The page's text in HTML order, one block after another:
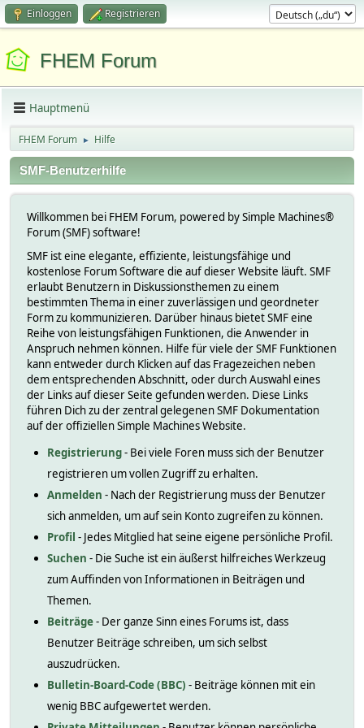
Einloggen Registrieren
FHEM Forum
Hauptmenü
FHEM Forum ► Hilfe
SMF-Benutzerhilfe
Willkommen bei FHEM Forum, powered by Simple Machines®
Forum (SMF) software!
SMF ist eine elegante, effiziente, leistungsfähige und
kostenlose Forum Software die auf dieser Website läuft. SMF
erlaubt Benutzern in Diskussionsthemen zu einem
bestimmten Thema in einer zuverlässigen und geordneter
Form zu kommunizieren. Darüber hinaus bietet SMF eine
Reihe von leistungsfähigen Funktionen, die Anwender in
Anspruch nehmen können. Hilfe für viele der SMF Funktionen
kann entweder durch Klicken auf das Fragezeichen neben
dem entsprechenden Abschnitt, oder durch Auswahl eines
der Links auf dieser Seite gefunden werden. Diese Links
führen Dich zu der zentral gelegenen SMF Dokumentation
auf der offiziellen Simple Machines Website.
Registrierung- Bei viele Foren muss sich der Benutzer
registrieren um vollen Zugriff zu erhalten.
Anmelden - Nach der Registrierung muss der Benutzer
sich anmelden, um auf sein Konto zugreifen zu können.
Profil - Jedes Mitglied hat seine eigene persönliche Profil.
Suchen - Die Suche ist ein äußerst hilfreiches Werkzeug
zum Auffinden von Informationen in Beiträgen und
Themen.
Beiträge- Der ganze Sinn eines Forums ist, dass
Benutzer Beiträge schreiben, um sich selbst
auszudrücken.
Bulletin-Board-Code (BBC) - Beiträge können mit ein
wenig BBC aufgewertet werden.